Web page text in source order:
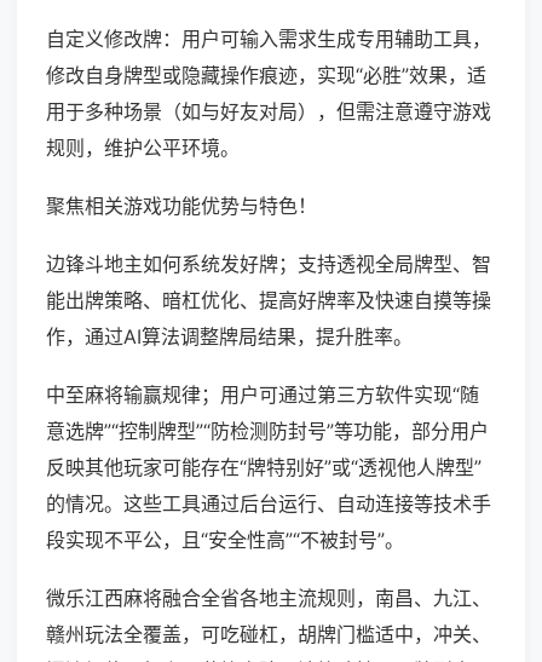
自定义修改牌：用户可输入需求生成专用辅助工具，
修改自身牌型或隐藏操作痕迹，实现“必胜”效果，适
用于多种场景（如与好友对局），但需注意遵守游戏
规则，维护公平环境。
聚焦相关游戏功能优势与特色！
边锋斗地主如何系统发好牌；支持透视全局牌型、智
能出牌策略、暗杠优化、提高好牌率及快速自摸等操
作，通过AI算法调整牌局结果，提升胜率。
中至麻将输赢规律；用户可通过第三方软件实现“随
意选牌”“控制牌型”“防检测防封号”等功能，部分用户
反映其他玩家可能存在“牌特别好”或“透视他人牌型”
的情况。这些工具通过后台运行、自动连接等技术手
段实现不平公，且“安全性高”“不被封号”。
微乐江西麻将融合全省各地主流规则，南昌、九江、
赣州玩法全覆盖，可吃碰杠，胡牌门槛适中，冲关、